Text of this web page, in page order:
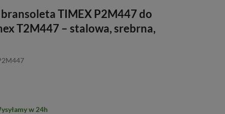
TIMEX P2M447 do
T2M447 – stalowa, srebrna,
w 24h